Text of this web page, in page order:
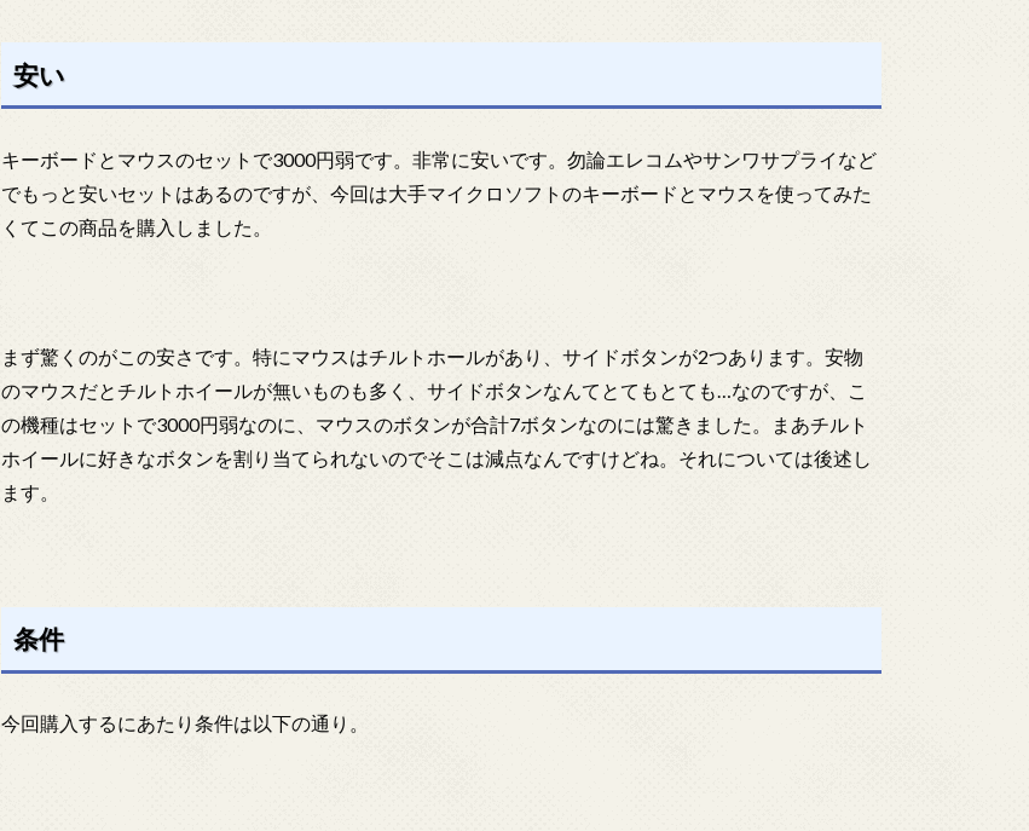
安い
キーボードとマウスのセットで3000円弱です。非常に安いです。勿論エレコムやサンワサプライなど
でもっと安いセットはあるのですが、今回は大手マイクロソフトのキーボードとマウスを使ってみた
くてこの商品を購入しました。
まず驚くのがこの安さです。特にマウスはチルトホールがあり、サイドボタンが2つあります。安物
のマウスだとチルトホイールが無いものも多く、サイドボタンなんてとてもとても…なのですが、こ
の機種はセットで3000円弱なのに、マウスのボタンが合計7ボタンなのには驚きました。まあチルト
ホイールに好きなボタンを割り当てられないのでそこは減点なんですけどね。それについては後述し
ます。
条件
今回購入するにあたり条件は以下の通り。